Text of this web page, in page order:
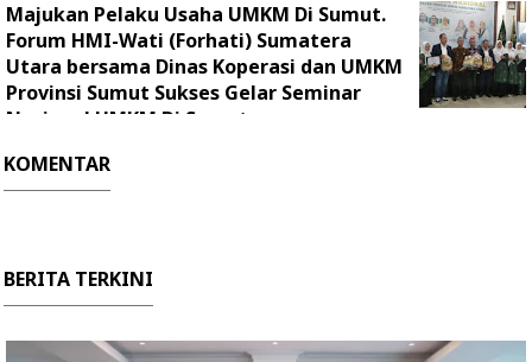
Majukan Pelaku Usaha UMKM Di Sumut.
Forum HMI-Wati (Forhati) Sumatera
Utara bersama Dinas Koperasi dan UMKM
Provinsi Sumut Sukses Gelar Seminar
Nasional UMKM Di Sumut
KOMENTAR
BERITA TERKINI